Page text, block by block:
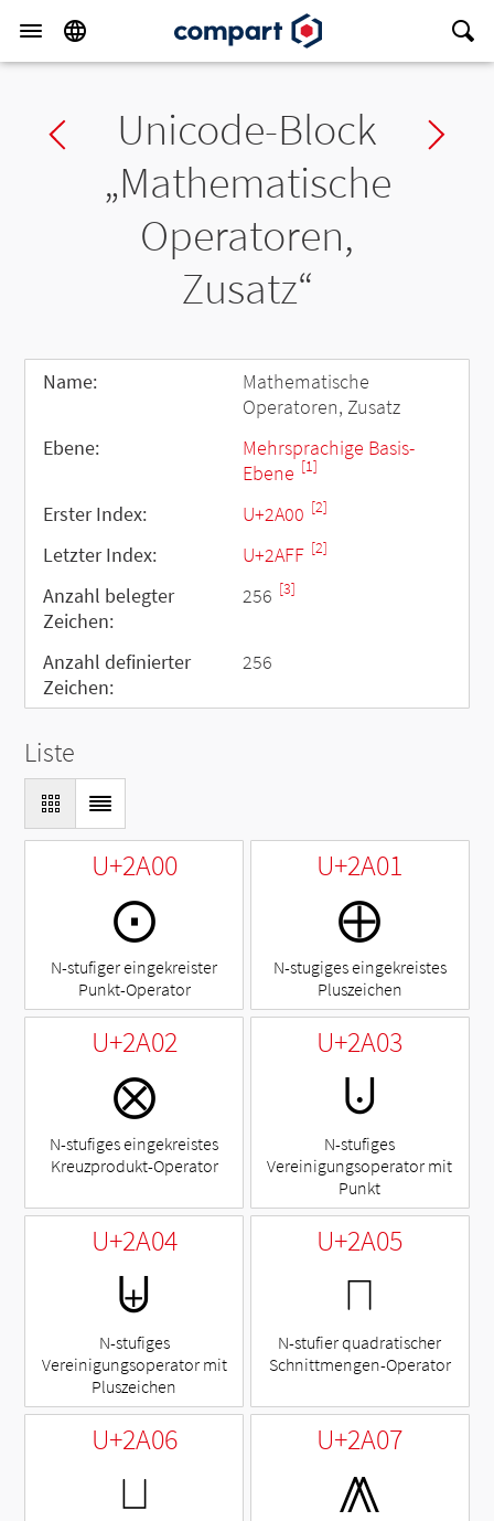
Previous block
Unicode-Block
„Mathematische
Operatoren,
Zusatz“
Name:
Mathematische
Operatoren, Zusatz
Ebene:
Mehrsprachige Basis-
Ebene [1]
Erster Index: U+2A00 [2]
Letzter Index: U+2AFF [2]
Anzahl belegter
Zeichen:
256 [3]
Anzahl definierter
Zeichen:
256
Liste
U+2A00
⨀
N-stufiger eingekreister
Punkt-Operator
U+2A01
⨁
N-stugiges eingekreistes
Pluszeichen
U+2A02
⨂
N-stufiges eingekreistes
Kreuzprodukt-Operator
U+2A03
⨃
N-stufiges
Vereinigungsoperator mit
Punkt
U+2A04
⨄
N-stufiges
Vereinigungsoperator mit
Pluszeichen
U+2A05
⨅
N-stufier quadratischer
Schnittmengen-Operator
U+2A06
⨆
U+2A07
⨇